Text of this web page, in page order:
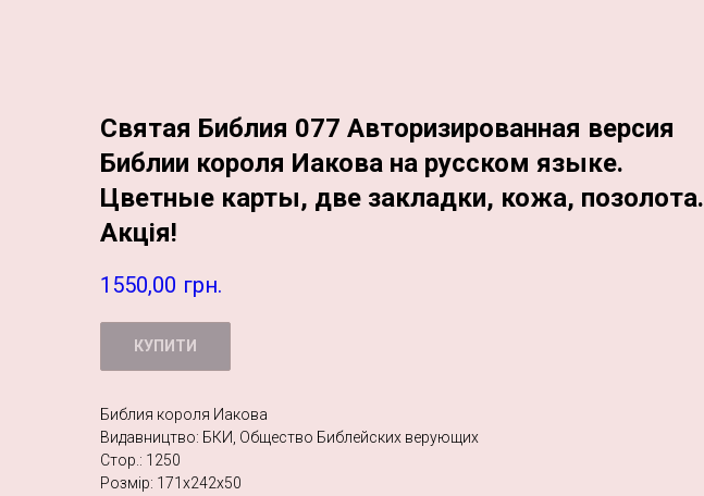
Святая Библия 077 Авторизированная версия
Библии короля Иакова на русском языке.
Цветные карты, две закладки, кожа, позолота.
Акція!
1550,00 грн.
КУПИТИ
Библия короля Иакова
Видавництво: БКИ, Общество Библейских верующих
Стор.: 1250
Розмір: 171х242х50